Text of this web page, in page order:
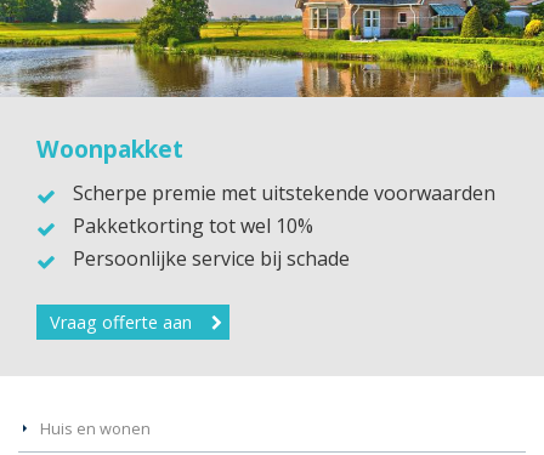
Woonpakket
Scherpe premie met uitstekende voorwaarden
Pakketkorting tot wel 10%
Persoonlijke service bij schade
Vraag offerte aan
Huis en wonen